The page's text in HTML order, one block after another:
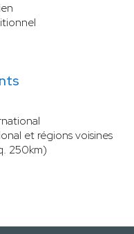
et régions voisines
250km)